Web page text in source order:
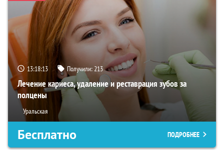
13:18:12 Получили:213
Лечение кариеса, удаление и реставрация зубов за
полцены
Уральская
Бесплатно ПОДРОБНЕЕ